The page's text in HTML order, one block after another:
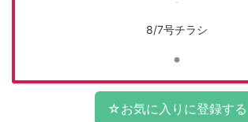
8/7号チラシ